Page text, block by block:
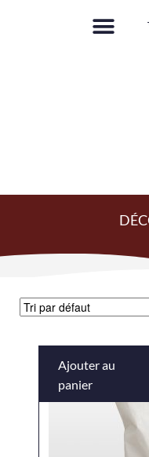
Ajouter au
panier